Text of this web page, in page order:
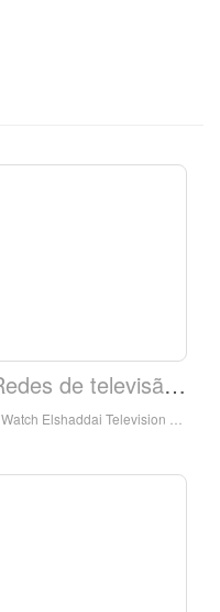
Redes de televisão Elshaddai.
Watch Elshaddai Television Rede ao vivo on-line, Elshaddai Network de televisão HD Live Streaming, Elshaddai Network de televisão Assista ao vivo TV da Inglaterra